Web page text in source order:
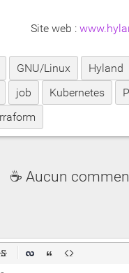
Site web :
GNU/Linux Hyland
job Kubernetes
☕ Aucun